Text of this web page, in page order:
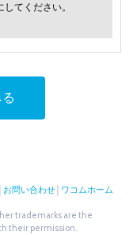
てください。
お問い合わせ ワコムホーム
trademarks are the
their permission.